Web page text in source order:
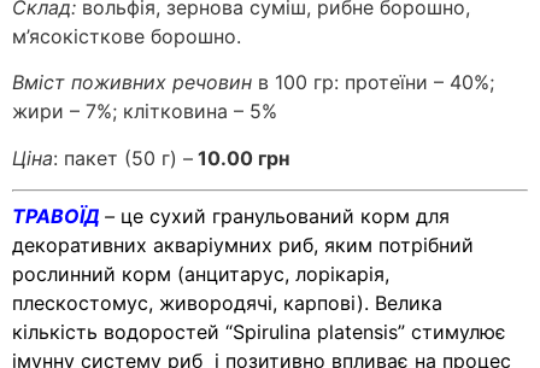
Склад: вольфія, зернова суміш, рибне борошно,
м’ясокісткове борошно.
Вміст поживних речовин в 100 гр: протеїни – 40%;
жири – 7%; клітковина – 5%
Ціна: пакет (50 г) – 10.00 грн
ТРАВОЇД – це сухий гранульований корм для
декоративних акваріумних риб, яким потрібний
рослинний корм (анцитарус, лорікарія,
плескостомус, живородячі, карпові). Велика
кількість водоростей “Spirulina platensis” стимулює
імунну систему риб і позитивно впливає на процес